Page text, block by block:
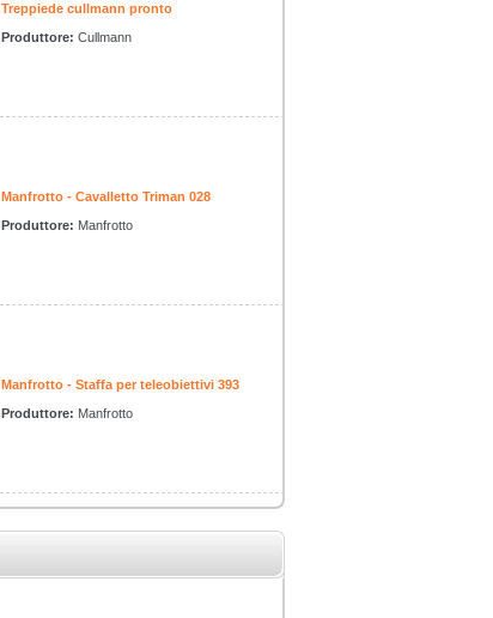
Treppiede cullmann pronto
Produttore: Cullmann
Manfrotto - Cavalletto Triman 028
Produttore: Manfrotto
Manfrotto - Staffa per teleobiettivi 393
Produttore: Manfrotto